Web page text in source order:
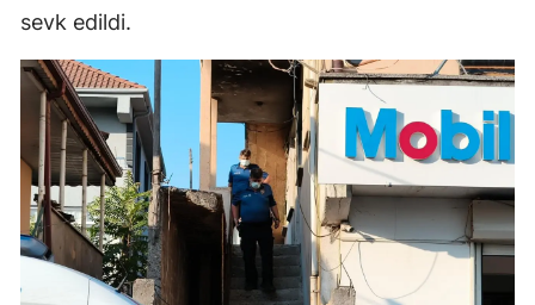
sevk edildi.